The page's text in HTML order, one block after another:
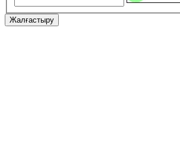
Жалғастыру